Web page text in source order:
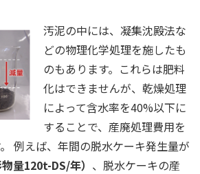
汚泥の中には、凝集沈殿法な
どの物理化学処理を施したも
のもあります。これらは肥料
化はできませんが、乾燥処理
によって含水率を40%以下に
することで、産廃処理費用を
例えば、年間の脱水ケーキ発生量が
量120t-DS/年） 、脱水ケーキの産